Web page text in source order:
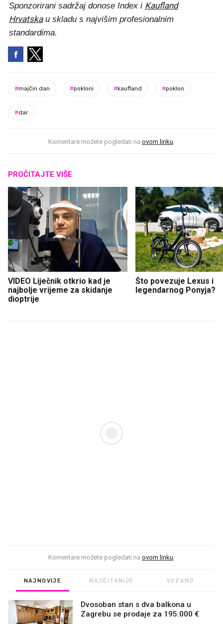
Sponzorirani sadržaj donose Index i Kaufland
Hrvatskau skladu s najvišim profesionalnim
standardima.
#majčin dan #pokloni #kaufland #poklon
#dar
Komentare možete pogledati na ovom linku.
PROČITAJTE VIŠE
VIDEO Liječnik otkrio kad je
najbolje vrijeme za skidanje
dioptrije
Što povezuje Lexus i
legendarnog Ponyja?
Komentare možete pogledati na ovom linku.
NAJNOVIJE NAJČITANIJE VEZANO
Dvosoban stan s dva balkona u
Zagrebu se prodaje za 195.000 €